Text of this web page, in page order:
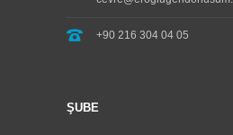
+90 216 304 04 05
ŞUBE